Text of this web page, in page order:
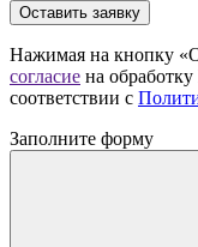
Оставить заявку
Нажимая на кнопку
согласие на
соответствии с
Заполните форму